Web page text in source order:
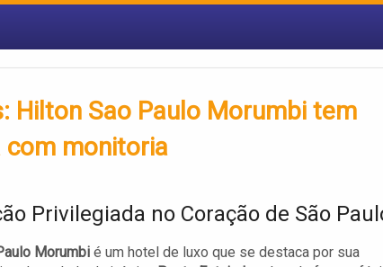
Hilton Sao Paulo Morumbi tem
com monitoria
Privilegiada no Coração de São
Morumbi é um hotel de luxo que se destaca por sua